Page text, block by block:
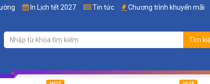
In Lịch tết 2027 Tin tức Chương trình khuyến mãi
Tìm